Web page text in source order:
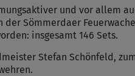
und vor allem
Sömmerdaer
insgesamt 146 Sets.
Stefan Schönfeld,